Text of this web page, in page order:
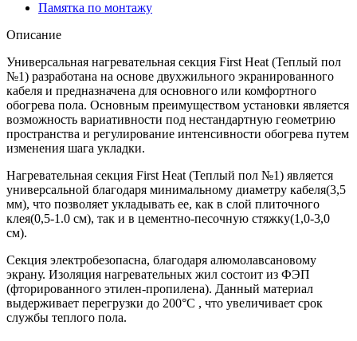
Памятка по монтажу
Описание
Универсальная нагревательная секция First Heat (Теплый пол
№1) разработана на основе двухжильного экранированного
кабеля и предназначена для основного или комфортного
обогрева пола. Основным преимуществом установки является
возможность вариативности под нестандартную геометрию
пространства и регулирование интенсивности обогрева путем
изменения шага укладки.
Нагревательная секция First Heat (Теплый пол №1) является
универсальной благодаря минимальному диаметру кабеля(3,5
мм), что позволяет укладывать ее, как в слой плиточного
клея(0,5-1.0 см), так и в цементно-песочную стяжку(1,0-3,0
см).
Секция электробезопасна, благодаря алюмолавсановому
экрану. Изоляция нагревательных жил состоит из ФЭП
(фторированного этилен-пропилена). Данный материал
выдерживает перегрузки до 200°С , что увеличивает срок
службы теплого пола.